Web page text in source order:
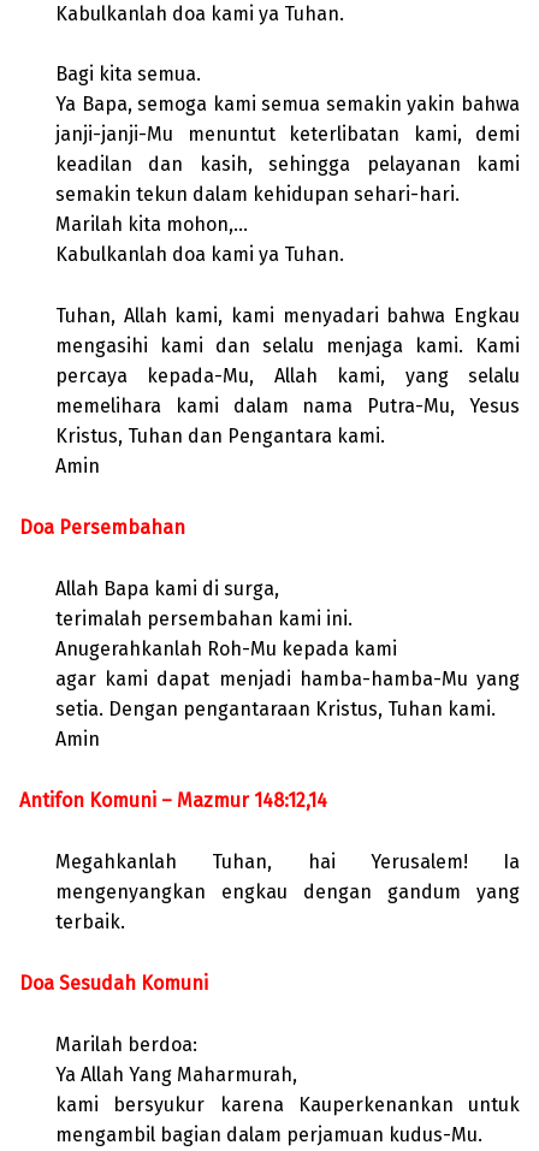
Kabulkanlah doa kami ya Tuhan.
Bagi kita semua.
Ya Bapa, semoga kami semua semakin yakin bahwa
janji-janji-Mu menuntut keterlibatan kami, demi
keadilan dan kasih, sehingga pelayanan kami
semakin tekun dalam kehidupan sehari-hari.
Marilah kita mohon,…
Kabulkanlah doa kami ya Tuhan.
Tuhan, Allah kami, kami menyadari bahwa Engkau
mengasihi kami dan selalu menjaga kami. Kami
percaya kepada-Mu, Allah kami, yang selalu
memelihara kami dalam nama Putra-Mu, Yesus
Kristus, Tuhan dan Pengantara kami.
Amin
Doa Persembahan
Allah Bapa kami di surga,
terimalah persembahan kami ini.
Anugerahkanlah Roh-Mu kepada kami
agar kami dapat menjadi hamba-hamba-Mu yang
setia. Dengan pengantaraan Kristus, Tuhan kami.
Amin
Antifon Komuni – Mazmur 148:12,14
Megahkanlah Tuhan, hai Yerusalem! Ia
mengenyangkan engkau dengan gandum yang
terbaik.
Doa Sesudah Komuni
Marilah berdoa:
Ya Allah Yang Maharmurah,
kami bersyukur karena Kauperkenankan untuk
mengambil bagian dalam perjamuan kudus-Mu.